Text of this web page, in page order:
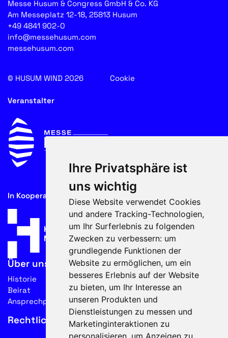
Ihre Privatsphäre ist
uns wichtig
Diese Website verwendet Cookies
und andere Tracking-Technologien,
um Ihr Surferlebnis zu folgenden
Zwecken zu verbessern: um
grundlegende Funktionen der
Website zu ermöglichen, um ein
besseres Erlebnis auf der Website
zu bieten, um Ihr Interesse an
unseren Produkten und
Dienstleistungen zu messen und
Marketinginteraktionen zu
personalisieren, um Anzeigen zu
Messe Husum & Congress GmbH & Co. KG
Am Messeplatz 12-18, 25813 Husum
+49 4841 902-0
info@messehusum.com
messehusum.com
© HUSUM WIND 2026 Cookie
Veranstalter
In Kooperation mit
Über uns
Historie
Beirat
Ansprechpartner
Rechtliches